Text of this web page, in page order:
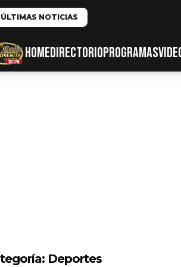
ÚLTIMAS NOTICIAS
HOMEDIRECTORIOPROGRAMAS
Deportes